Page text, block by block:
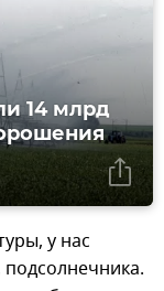
14 млрд
у нас
подсолнечника.